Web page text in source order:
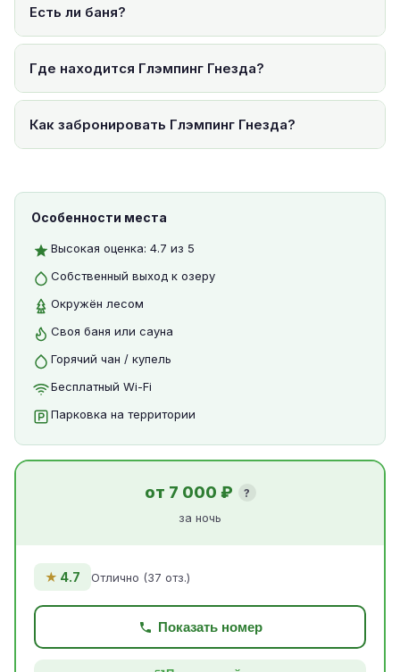
Есть ли баня?
Где находится Глэмпинг Гнезда?
Как забронировать Глэмпинг Гнезда?
Особенности места
Высокая оценка: 4.7 из 5
Собственный выход к озеру
Окружён лесом
Своя баня или сауна
Горячий чан / купель
Бесплатный Wi-Fi
Парковка на территории
от 7 000 ₽
?
за ночь
★ 4.7 Отлично (37 отз.)
Показать номер